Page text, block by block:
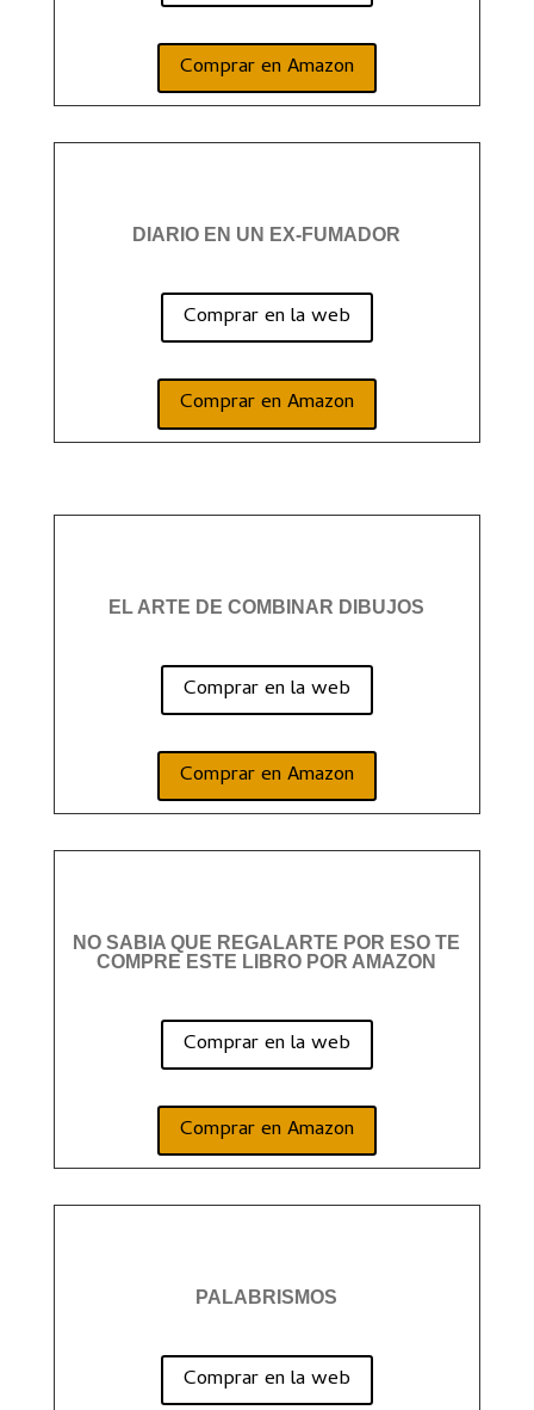
Comprar en Amazon
DIARIO EN UN EX-FUMADOR
Comprar en la web
Comprar en Amazon
EL ARTE DE COMBINAR DIBUJOS
Comprar en la web
Comprar en Amazon
NO SABIA QUE REGALARTE POR ESO TE
COMPRE ESTE LIBRO POR AMAZON
Comprar en la web
Comprar en Amazon
PALABRISMOS
Comprar en la web